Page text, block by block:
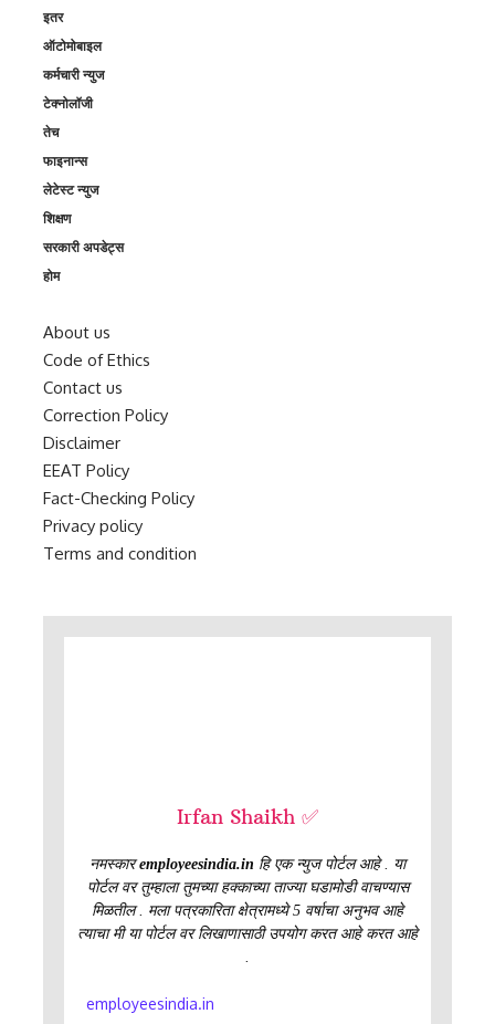
इतर
ऑटोमोबाइल
कर्मचारी न्युज
टेक्नोलॉजी
तेच
फाइनान्स
लेटेस्ट न्युज
शिक्षण
सरकारी अपडेट्स
होम
About us
Code of Ethics
Contact us
Correction Policy
Disclaimer
EEAT Policy
Fact-Checking Policy
Privacy policy
Terms and condition
Irfan Shaikh ✅
नमस्कारemployeesindia.in हि एक न्युज पोर्टल आहे . या
पोर्टल वर तुम्हाला तुमच्या हक्काच्या ताज्या घडामोडी वाचण्यास
मिळतील . मला पत्रकारिता क्षेत्रामध्ये 5 वर्षाचा अनुभव आहे
त्याचा मी या पोर्टल वर लिखाणासाठी उपयोग करत आहे करत आहे
.
employeesindia.in